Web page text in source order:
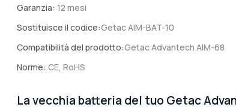
Garanzia: 12 mesi
Sostituisce il codice:Getac AIM-BAT-10
Compatibilità del prodotto:Getac Advantech AIM-68
Norme: CE, RoHS
La vecchia batteria del tuo Getac